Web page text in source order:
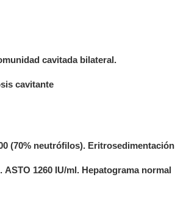
cavitada bilateral.
cavitante
(70% neutrófilos). Eritrosedimentación
ASTO 1260 IU/ml. Hepatograma normal